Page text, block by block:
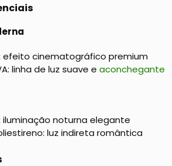
efeito cinematográfico premium
linha de luz suave e aconchegante
iluminação noturna elegante
luz indireta romântica